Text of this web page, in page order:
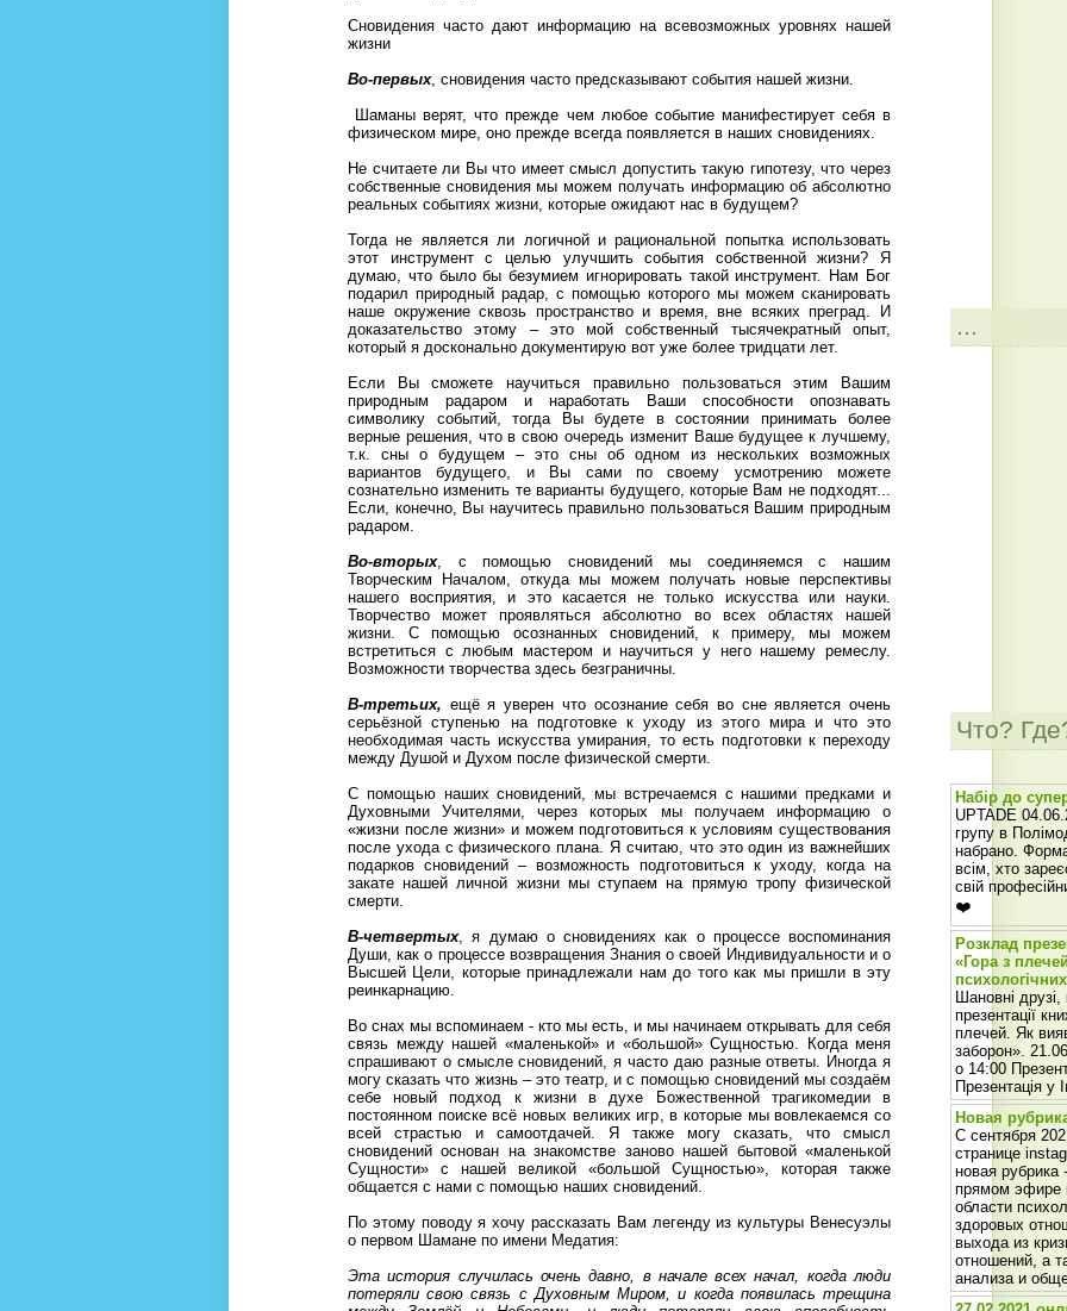
Сновидения часто дают информацию на всевозможных уровнях нашей
жизни
Во-первых, сновидения часто предсказывают события нашей жизни.
Шаманы верят, что прежде чем любое событие манифестирует себя в
физическом мире, оно прежде всегда появляется в наших сновидениях.
Не считаете ли Вы что имеет смысл допустить такую гипотезу, что через
собственные сновидения мы можем получать информацию об абсолютно
реальных событиях жизни, которые ожидают нас в будущем?
Тогда не является ли логичной и рациональной попытка использовать
этот инструмент с целью улучшить события собственной жизни? Я
думаю, что было бы безумием игнорировать такой инструмент. Нам Бог
подарил природный радар, с помощью которого мы можем сканировать
наше окружение сквозь пространство и время, вне всяких преград. И
доказательство этому – это мой собственный тысячекратный опыт,
который я досконально документирую вот уже более тридцати лет.
Если Вы сможете научиться правильно пользоваться этим Вашим
природным радаром и наработать Ваши способности опознавать
символику событий, тогда Вы будете в состоянии принимать более
верные решения, что в свою очередь изменит Ваше будущее к лучшему,
т.к. сны о будущем – это сны об одном из нескольких возможных
вариантов будущего, и Вы сами по своему усмотрению можете
сознательно изменить те варианты будущего, которые Вам не подходят...
Если, конечно, Вы научитесь правильно пользоваться Вашим природным
радаром.
Во-вторых, с помощью сновидений мы соединяемся с нашим
Творческим Началом, откуда мы можем получать новые перспективы
нашего восприятия, и это касается не только искусства или науки.
Творчество может проявляться абсолютно во всех областях нашей
жизни. С помощью осознанных сновидений, к примеру, мы можем
встретиться с любым мастером и научиться у него нашему ремеслу.
Возможности творчества здесь безграничны.
В-третьих, ещё я уверен что осознание себя во сне является очень
серьёзной ступенью на подготовке к уходу из этого мира и что это
необходимая часть искусства умирания, то есть подготовки к переходу
между Душой и Духом после физической смерти.
С помощью наших сновидений, мы встречаемся с нашими предками и
Духовными Учителями, через которых мы получаем информацию о
«жизни после жизни» и можем подготовиться к условиям существования
после ухода с физического плана. Я считаю, что это один из важнейших
подарков сновидений – возможность подготовиться к уходу, когда на
закате нашей личной жизни мы ступаем на прямую тропу физической
смерти.
В-четвертых, я думаю о сновидениях как о процессе воспоминания
Души, как о процессе возвращения Знания о своей Индивидуальности и о
Высшей Цели, которые принадлежали нам до того как мы пришли в эту
реинкарнацию.
Во снах мы вспоминаем - кто мы есть, и мы начинаем открывать для себя
связь между нашей «маленькой» и «большой» Сущностью. Когда меня
спрашивают о смысле сновидений, я часто даю разные ответы. Иногда я
могу сказать что жизнь – это театр, и с помощью сновидений мы создаём
себе новый подход к жизни в духе Божественной трагикомедии в
постоянном поиске всё новых великих игр, в которые мы вовлекаемся со
всей страстью и самоотдачей. Я также могу сказать, что смысл
сновидений основан на знакомстве заново нашей бытовой «маленькой
Сущности» с нашей великой «большой Сущностью», которая также
общается с нами с помощью наших сновидений.
По этому поводу я хочу рассказать Вам легенду из культуры Венесуэлы
о первом Шамане по имени Медатия:
Эта история случилась очень давно, в начале всех начал, когда люди
потеряли свою связь с Духовным Миром, и когда появилась трещина
...
Что?
Набір до
UPTADE
групу в
набрано.
всім, хто
свій
❤️
Розклад
«Гора з
Шановні
презентації
плечей. Як
заборон».
о 14:00
Презентація у
Новая
С сентября
странице
новая
прямом эфире
области
здоровых
выхода из
отношений, а
анализа и